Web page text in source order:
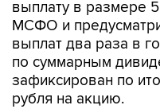
выплату в размере
МСФО и
выплат два раза в
по суммарным
зафиксирован по
рубля на акцию.